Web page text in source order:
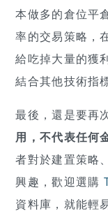
本做多的倉位平
率的交易策略，
給吃掉大量的獲
結合其他技術指
最後，還是要再
用，不代表任何
者對於建置策略
興趣，歡迎選購
資料庫，就能輕